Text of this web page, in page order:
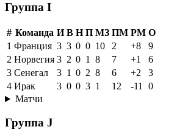
Группа I
# Команда И В Н П МЗ ПМ РМ О
1 Франция 3 3 0 0 10 2 +8
9
2 Норвегия 3 2 0 1 8 7 +1
6
3 Сенегал 3 1 0 2 8 6 +2
3
4 Ирак 3 0 0 3 1 12 -11
0
Матчи
Группа J